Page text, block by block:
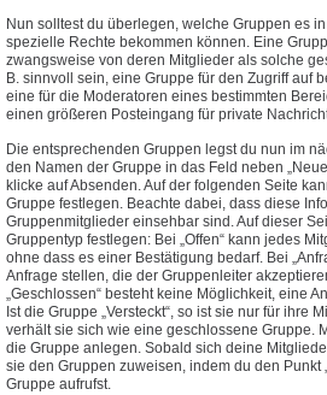
Nun solltest du überlegen, welche Gruppen es
spezielle Rechte bekommen können. Eine
zwangsweise von deren Mitglieder als solche
B. sinnvoll sein, eine Gruppe für den Zugriff auf
eine für die Moderatoren eines bestimmten
einen größeren Posteingang für private
Die entsprechenden Gruppen legst du nun im
den Namen der Gruppe in das Feld neben
klicke auf Absenden. Auf der folgenden Seite
Gruppe festlegen. Beachte dabei, dass diese
Gruppenmitglieder einsehbar sind. Auf dieser
Gruppentyp festlegen: Bei „Offen“ kann jedes
ohne dass es einer Bestätigung bedarf. Bei
Anfrage stellen, die der Gruppenleiter
„Geschlossen“ besteht keine Möglichkeit, eine
Ist die Gruppe „Versteckt“, so ist sie nur für ihre
verhält sie sich wie eine geschlossene Gruppe.
die Gruppe anlegen. Sobald sich deine
sie den Gruppen zuweisen, indem du den Punkt
Gruppe aufrufst.